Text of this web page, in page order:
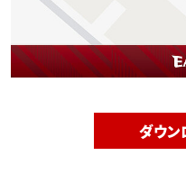
ダウン